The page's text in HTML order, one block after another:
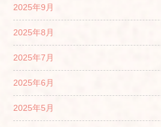
2025年9月
2025年8月
2025年7月
2025年6月
2025年5月